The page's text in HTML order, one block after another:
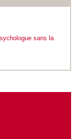
sans la